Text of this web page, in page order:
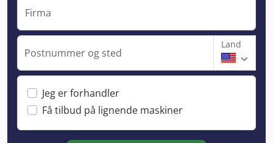
Firma
Postnummer og sted
Land
Jeg er forhandler
Få tilbud på lignende maskiner